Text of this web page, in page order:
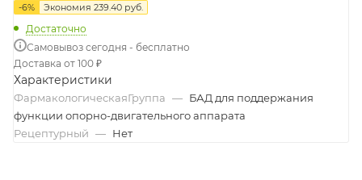
-6% Экономия 239.40 руб.
Достаточно
Самовывоз сегодня - бесплатно
Доставка от 100 ₽
Характеристики
ФармакологическаяГруппа — БАД для поддержания
функции опорно-двигательного аппарата
Рецептурный — Нет